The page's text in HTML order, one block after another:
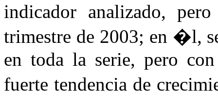
indicador analizado,
trimestre de 2003; en �l,
en toda la serie, pero
fuerte tendencia de